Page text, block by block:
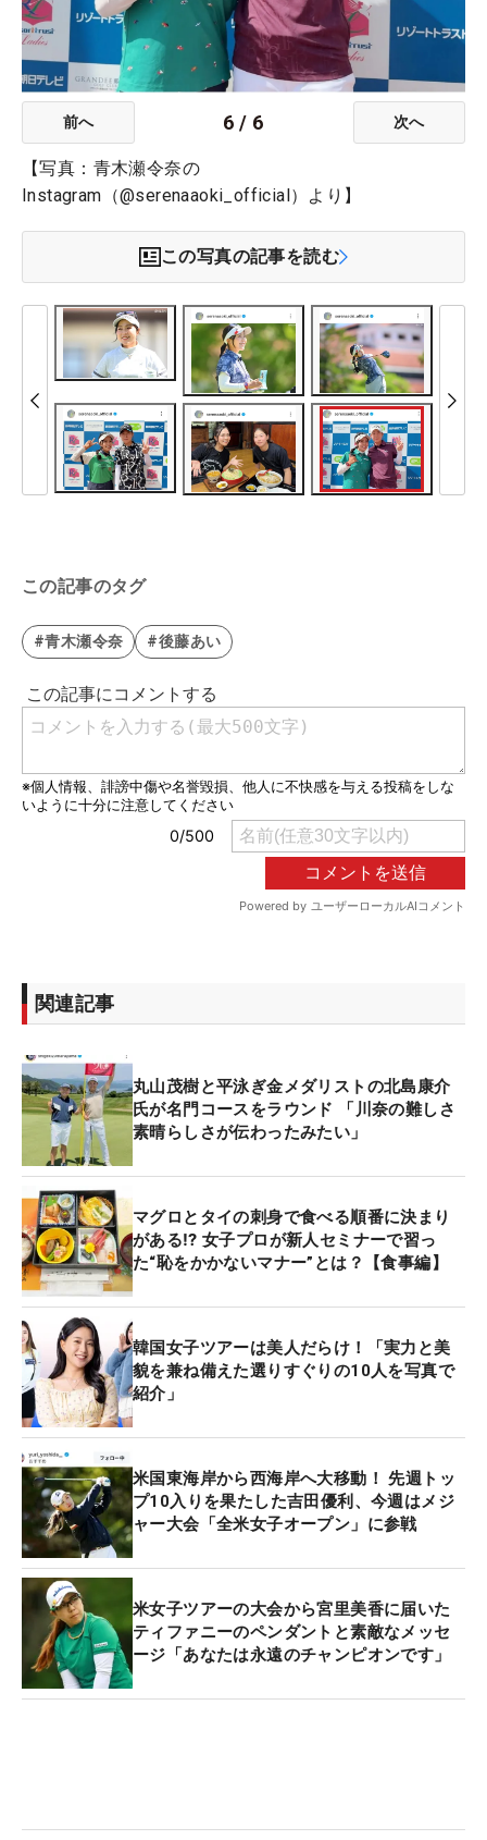
前へ 6 / 6 次へ
【写真：青木瀬令奈の
Instagram（@serenaaoki_official）より】
この写真の記事を読む
この記事のタグ
#青木瀬令奈 #後藤あい
関連記事
丸山茂樹と平泳ぎ金メダリストの北島康介
氏が名門コースをラウンド 「川奈の難しさ
素晴らしさが伝わったみたい」
マグロとタイの刺身で食べる順番に決まり
がある⁉ 女子プロが新人セミナーで習っ
た“恥をかかないマナー”とは？【食事編】
韓国女子ツアーは美人だらけ！「実力と美
貌を兼ね備えた選りすぐりの10人を写真で
紹介」
米国東海岸から西海岸へ大移動！ 先週トッ
プ10入りを果たした吉田優利、今週はメジ
ャー大会「全米女子オープン」に参戦
米女子ツアーの大会から宮里美香に届いた
ティファニーのペンダントと素敵なメッセ
ージ「あなたは永遠のチャンピオンです」